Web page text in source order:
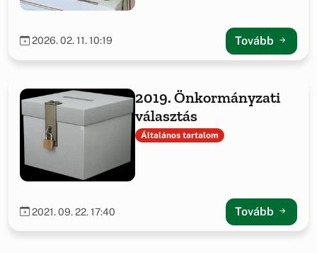
2026. 02. 11. 10:19 Tovább
2019. Önkormányzati
választás
Általános tartalom
2021. 09. 22. 17:40 Tovább